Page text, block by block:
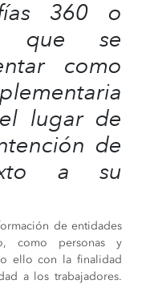
360 o
que se
como
lugar de
de
a su
de entidades
como personas y
ello con la finalidad
a los trabajadores.